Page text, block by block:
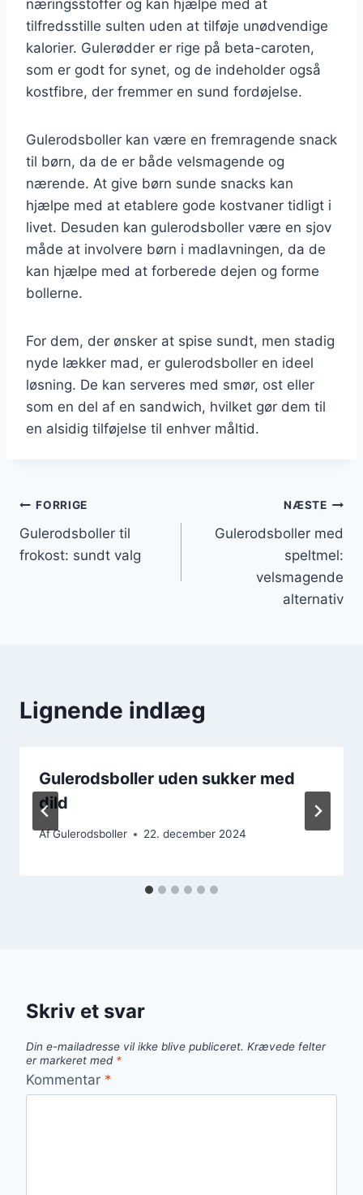
næringsstoffer og kan hjælpe med at
tilfredsstille sulten uden at tilføje unødvendige
kalorier. Gulerødder er rige på beta-caroten,
som er godt for synet, og de indeholder også
kostfibre, der fremmer en sund fordøjelse.
Gulerodsboller kan være en fremragende snack
til børn, da de er både velsmagende og
nærende. At give børn sunde snacks kan
hjælpe med at etablere gode kostvaner tidligt i
livet. Desuden kan gulerodsboller være en sjov
måde at involvere børn i madlavningen, da de
kan hjælpe med at forberede dejen og forme
bollerne.
For dem, der ønsker at spise sundt, men stadig
nyde lækker mad, er gulerodsboller en ideel
løsning. De kan serveres med smør, ost eller
som en del af en sandwich, hvilket gør dem til
en alsidig tilføjelse til enhver måltid.
Indlægsnavigation
FORRIGE
Gulerodsboller til
frokost: sundt valg
NÆSTE
Gulerodsboller med
speltmel:
velsmagende
alternativ
Lignende indlæg
Gulerodsboller uden sukker med
dild
AfGulerodsboller 22. december 2024
Skriv et svar
Din e-mailadresse vil ikke blive publiceret. Krævede felter
er markeret med *
Kommentar *